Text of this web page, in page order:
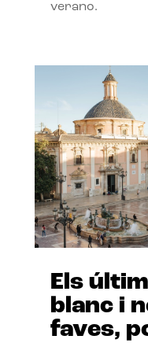
verano.
Els
blanc i
faves,